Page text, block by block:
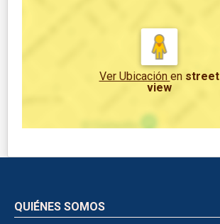
Ver Ubicación en street
view
QUIÉNES SOMOS